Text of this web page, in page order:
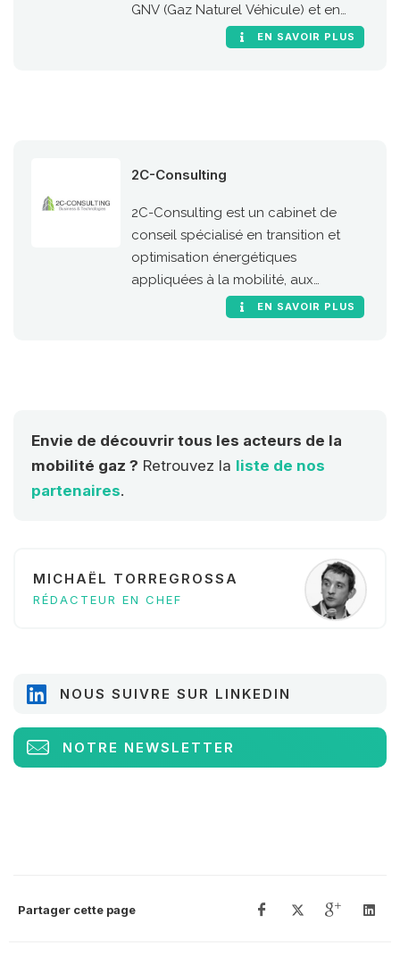
GNV (Gaz Naturel Véhicule) et en
particulier de sa version 100 %
EN SAVOIR PLUS
2C-Consulting
2C-Consulting est un cabinet de
conseil spécialisé en transition et
optimisation énergétiques
appliquées à la mobilité, aux
machines mobiles et aux processus
EN SAVOIR PLUS
Envie de découvrir tous les acteurs de la
mobilité gaz ? Retrouvez la liste de nos
partenaires.
MICHAËL TORREGROSSA
RÉDACTEUR EN CHEF
NOUS SUIVRE SUR LINKEDIN
NOTRE NEWSLETTER
Partager cette page